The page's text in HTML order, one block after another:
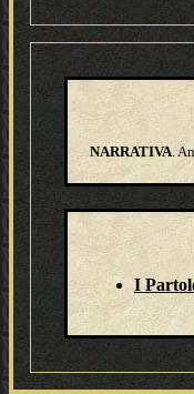
NARRATIVA.
I